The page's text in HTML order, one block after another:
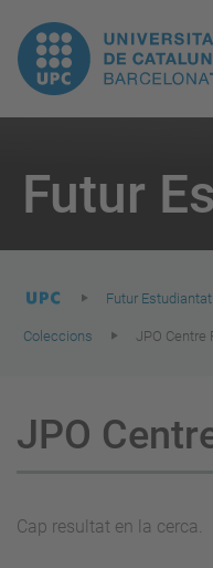
UPC.
de
Futur
are
here:
Futur Estudiantat
Coleccions JPO Centre
JPO
Cap resultat en la cerca.